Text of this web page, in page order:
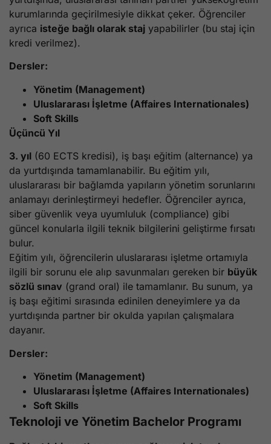
kurumlarında geçirilmesiyle dikkat çeker. Öğrenciler
ayrıca isteğe bağlı olarak staj yapabilirler (bu staj için
kredi verilmez).
Dersler:
Yönetim (Management)
Uluslararası İşletme (Affaires Internationales)
Soft Skills
Üçüncü Yıl
3. yıl (60 ECTS kredisi), iş başı eğitim (alternance) ya
da yurtdışında tamamlanabilir. Bu eğitim yılı,
uluslararası bir bağlamda yapıların yönetim sorunlarını
anlamayı derinleştirmeyi hedefler. Öğrenciler ayrıca,
siber güvenlik veya uyumluluk (compliance) gibi
güncel konularla ilgili teknik bilgilerini geliştirme fırsatı
bulur.
Eğitim yılı, öğrencilerin uluslararası işletme ortamıyla
ilgili bir sorunu ele alıp savunmaları gereken bir büyük
sözlü sınav (grand oral) ile tamamlanır. Bu sunum, ya
iş başı eğitimi sırasında edinilen deneyimlere ya da
yurtdışında partner bir okulda yapılan çalışmalara
dayanır.
Dersler:
Yönetim (Management)
Uluslararası İşletme (Affaires Internationales)
Soft Skills
Teknoloji ve Yönetim Bachelor Programı